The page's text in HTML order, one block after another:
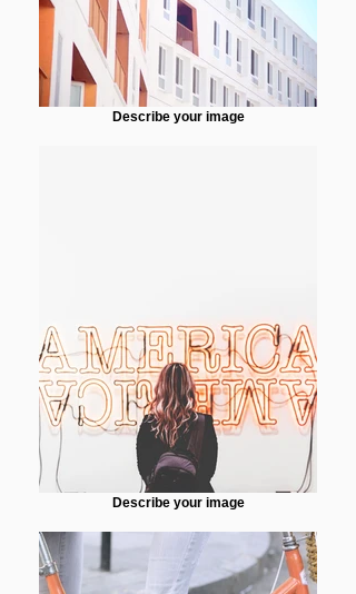
Describe your image
Describe your image